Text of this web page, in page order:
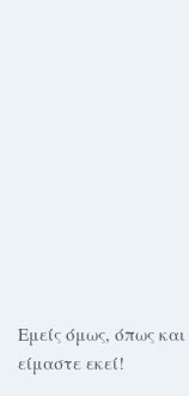
Εμείς όμως, όπως
είμαστε εκεί!